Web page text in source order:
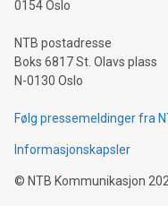
0154 Oslo
NTB postadresse
Boks 6817 St. Olavs plass
N-0130 Oslo
Følg pressemeldinger fra
Informasjonskapsler
© NTB Kommunikasjon